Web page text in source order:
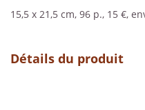
15,5 x 21,5 cm, 96 p., 15 €,
Détails du produit